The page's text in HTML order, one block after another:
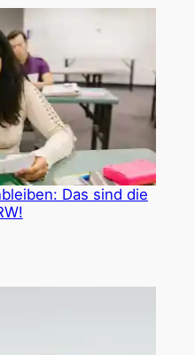
Das sind die